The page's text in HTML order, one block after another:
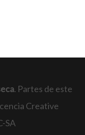
. Partes de este
Creative
SA